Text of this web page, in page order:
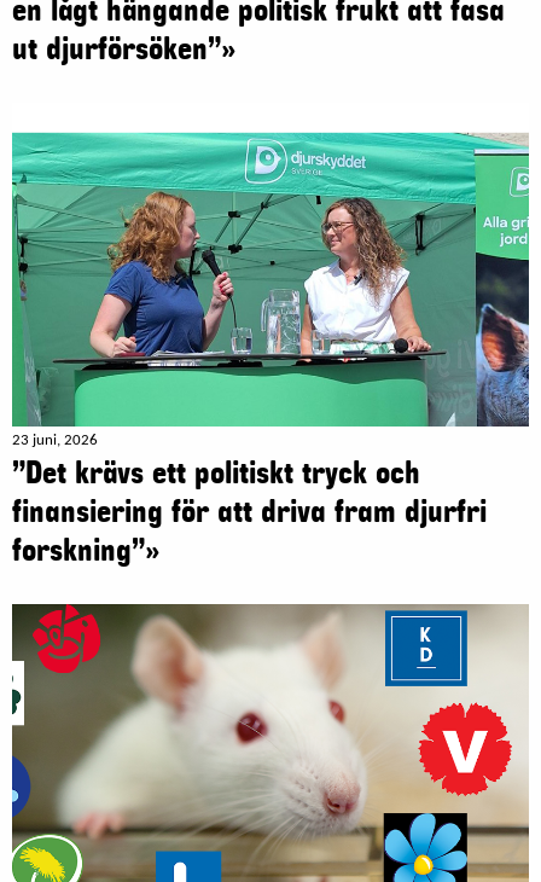
en lågt hängande politisk frukt att fasa
ut djurförsöken”»
23 juni, 2026
”Det krävs ett politiskt tryck och
finansiering för att driva fram djurfri
forskning”»